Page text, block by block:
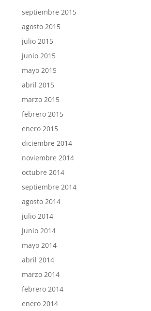
septiembre 2015
agosto 2015
julio 2015
junio 2015
mayo 2015
abril 2015
marzo 2015
febrero 2015
enero 2015
diciembre 2014
noviembre 2014
octubre 2014
septiembre 2014
agosto 2014
julio 2014
junio 2014
mayo 2014
abril 2014
marzo 2014
febrero 2014
enero 2014